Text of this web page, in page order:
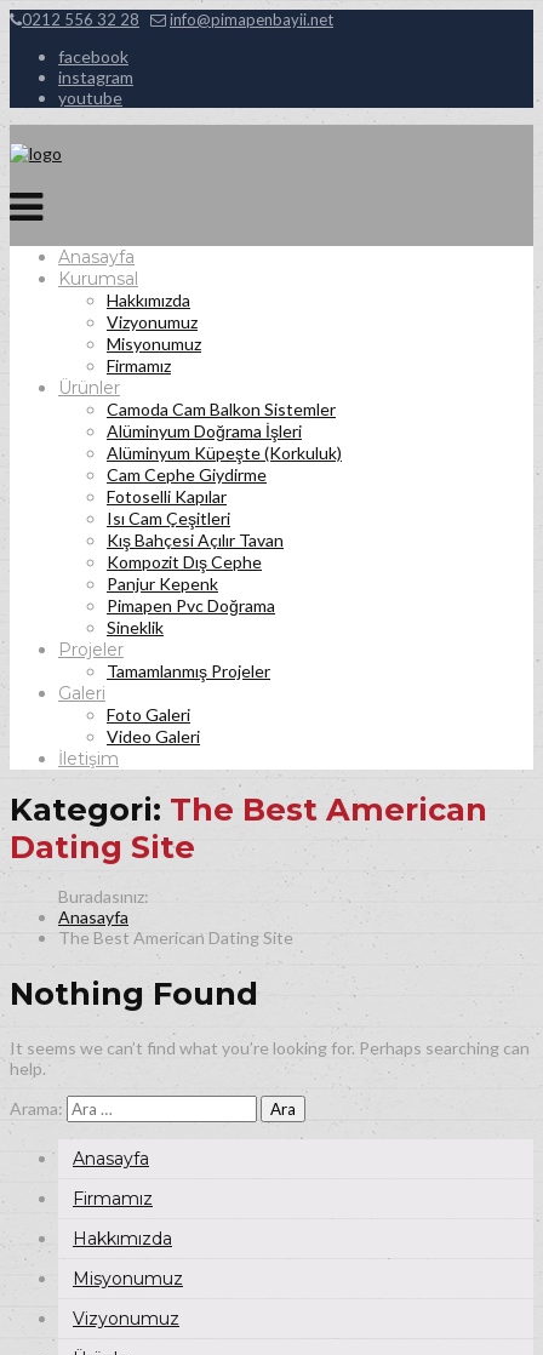
0212 556 32 28 info@pimapenbayii.net
facebook
instagram
youtube
Anasayfa
Kurumsal
Hakkımızda
Vizyonumuz
Misyonumuz
Firmamız
Ürünler
Camoda Cam Balkon Sistemler
Alüminyum Doğrama İşleri
Alüminyum Küpeşte (Korkuluk)
Cam Cephe Giydirme
Fotoselli Kapılar
Isı Cam Çeşitleri
Kış Bahçesi Açılır Tavan
Kompozit Dış Cephe
Panjur Kepenk
Pimapen Pvc Doğrama
Sineklik
Projeler
Tamamlanmış Projeler
Galeri
Foto Galeri
Video Galeri
İletişim
Kategori: The Best American
Dating Site
Anasayfa
The Best American Dating Site
Nothing Found
It seems we can’t find what you’re looking for. Perhaps searching can
help.
Arama:
Anasayfa
Firmamız
Hakkımızda
Misyonumuz
Vizyonumuz